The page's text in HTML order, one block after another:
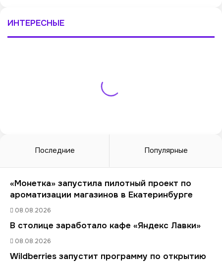
ИНТЕРЕСНЫЕ
Последние Популярные
«Монетка» запустила пилотный проект по
ароматизации магазинов в Екатеринбурге
08.08.2026
В столице заработало кафе «Яндекс Лавки»
08.08.2026
Wildberries запустит программу по открытию